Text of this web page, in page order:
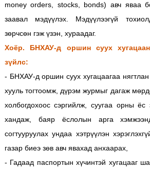
money orders, stocks, bonds) авч яваа
заавал мэдүүлэх. Мэдүүлээгүй
зөрчсөн гэж үзэн, хураадаг.
Хоёр. БНХАУ-д оршин суух
зүйлс:
- БНХАУ-д оршин суух хугацаагаа
хууль тогтоомж, дүрэм журмыг дагаж
холбогдохооc сэргийлж, суугаа орны ёс
хандаж, баяр ёслолын арга
согтууруулах ундаа хэтрүүлэн
газар биеэ зөв авч явахад анхаарах,
- Гадаад паспортын хүчинтэй хугацааг